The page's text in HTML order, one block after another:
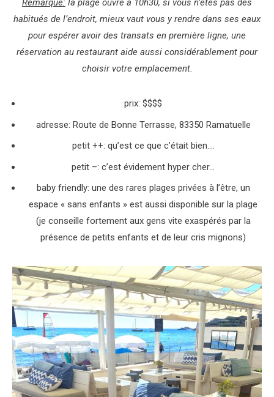
Remarque: la plage ouvre à 10h30, si vous n’êtes pas des
habitués de l’endroit, mieux vaut vous y rendre dans ses eaux
pour espérer avoir des transats en première ligne, une
réservation au restaurant aide aussi considérablement pour
choisir votre emplacement.
prix: $$$$
adresse: Route de Bonne Terrasse, 83350 Ramatuelle
petit ++: qu’est ce que c’était bien….
petit –: c’est évidement hyper cher…
baby friendly: une des rares plages privées à l’être, un
espace « sans enfants » est aussi disponible sur la plage
(je conseille fortement aux gens vite exaspérés par la
présence de petits enfants et de leur cris mignons)